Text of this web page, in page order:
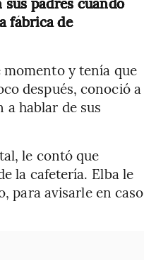
fábrica de
momento y tenía que
después, conoció a
hablar de sus
le contó que
la cafetería. Elba le
para avisarle en caso